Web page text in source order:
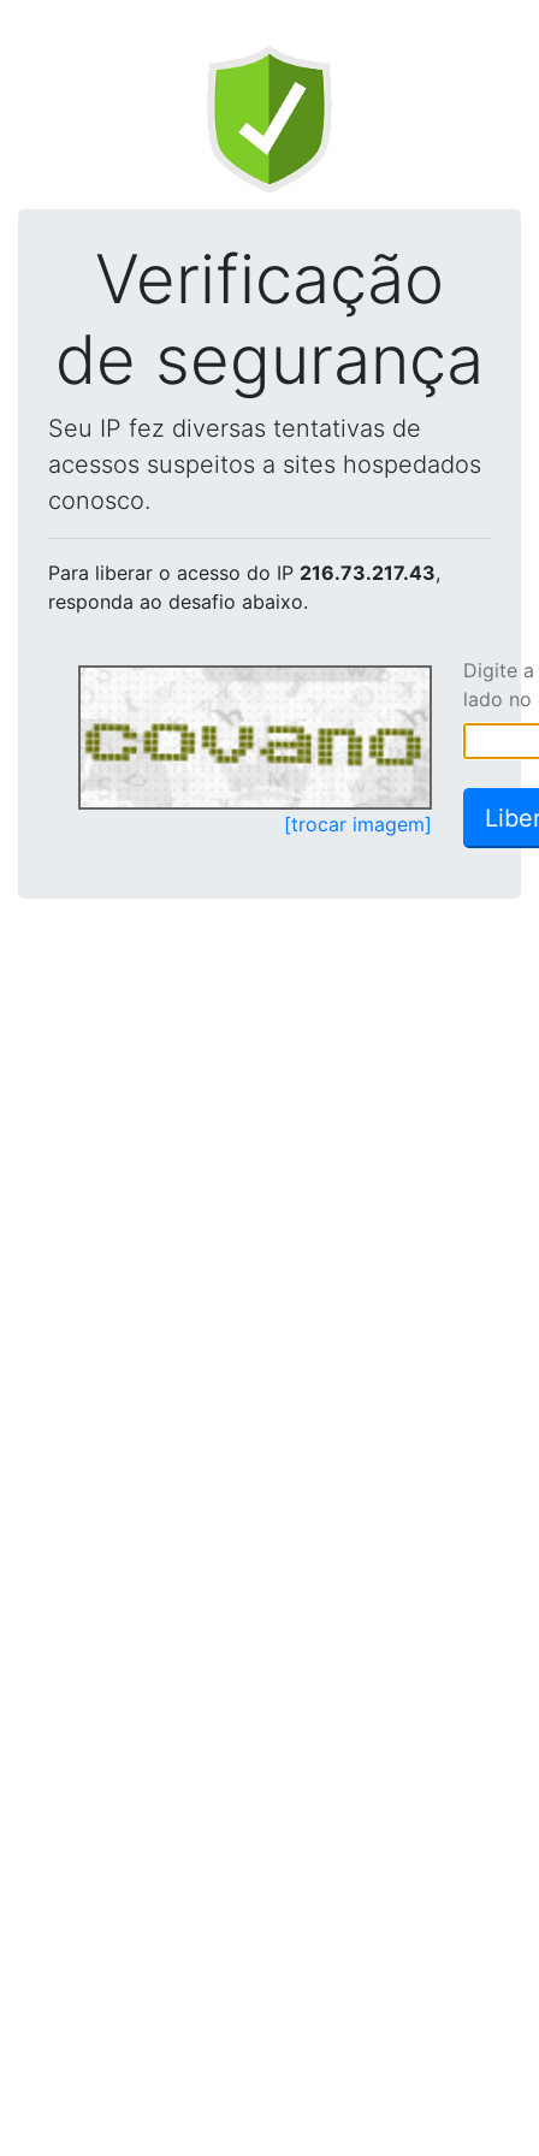
Verificação
de segurança
Seu IP fez diversas tentativas de
acessos suspeitos a sites hospedados
conosco.
Para liberar o acesso do IP 216.73.217.43,
responda ao desafio abaixo.
[trocar imagem]
Digite
lado no